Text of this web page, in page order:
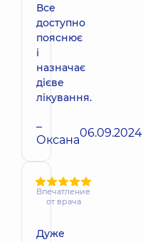
Все
доступно
пояснює
і
назначає
дієве
лікування.
–
Оксана06.09.2024
Впечатление
от врача
Дуже